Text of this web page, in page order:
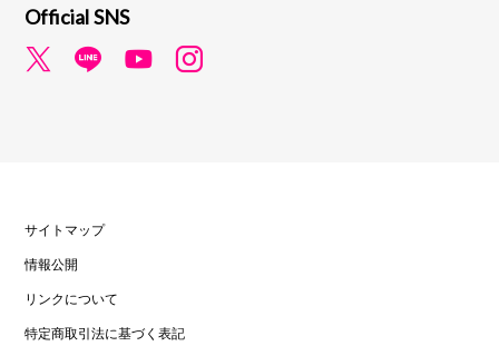
Official SNS
サイトマップ
情報公開
リンクについて
特定商取引法に基づく表記